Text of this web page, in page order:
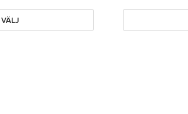
VÄLJ